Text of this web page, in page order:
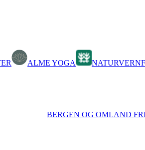
ALME YOGA
BERGEN OG OMLAND